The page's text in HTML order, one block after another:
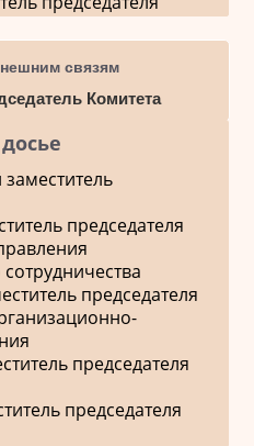
связям
Комитета
председателя
председателя
председателя
председателя